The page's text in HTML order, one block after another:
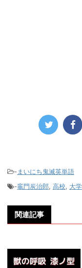
- まいにち鬼滅英単語
-竈門炭治郎, 高校, 大
関連記事